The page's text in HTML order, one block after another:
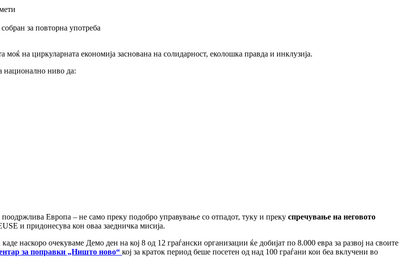
собран за повторна употреба
на циркуларната економија заснована на солидарност, еколошка правда и инклузија.
национално ниво да:
поодржлива Европа – не само преку подобро управување со отпадот, туку и преку спречување на неговото
и придонесува кон оваа заедничка мисија.
каде наскоро очекуваме Демо ден на кој 8 од 12 граѓански организации ќе добијат по 8.000 евра за развој на своите
за поправки „Ништо ново“ кој за краток период беше посетен од над 100 граѓани кои беа вклучени во